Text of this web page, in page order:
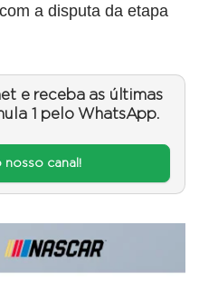
a disputa da etapa
e receba as últimas
1 pelo WhatsApp.
canal!